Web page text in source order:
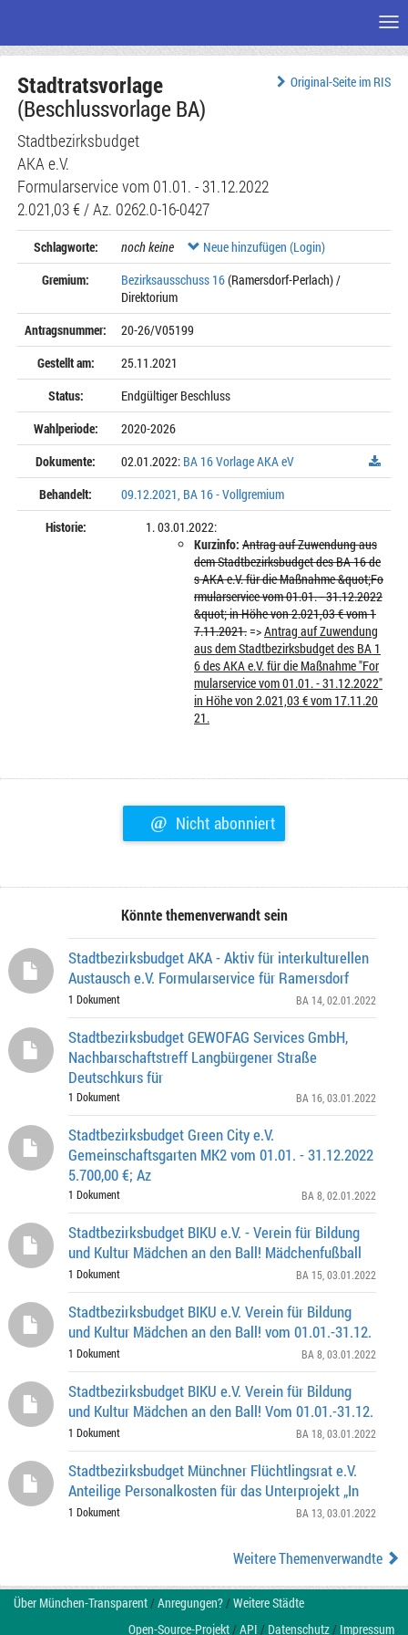
Seiteninhalt
Original-Seite im RIS
Stadtratsvorlage
(Beschlussvorlage BA)
Stadtbezirksbudget
AKA e.V.
Formularservice vom 01.01. - 31.12.2022
2.021,03 € / Az. 0262.0-16-0427
Schlagworte: noch keine
Neue hinzufügen (Login)
Gremium:
Bezirksausschuss 16(Ramersdorf-Perlach) /
Direktorium
Antragsnummer:
20-26/V05199
Gestellt am:
25.11.2021
Status:
Endgültiger Beschluss
Wahlperiode:
2020-2026
Dokumente:
02.01.2022: BA 16 Vorlage AKA eV
Behandelt:
09.12.2021, BA 16 - Vollgremium
Historie:
03.01.2022:
Kurzinfo: Antrag auf Zuwendung aus
dem Stadtbezirksbudget des BA 16 de
s AKA e.V. für die Maßnahme &quot;Fo
rmularservice vom 01.01. - 31.12.2022
&quot; in Höhe von 2.021,03 € vom 1
7.11.2021.=>Antrag auf Zuwendung
aus dem Stadtbezirksbudget des BA 1
6 des AKA e.V. für die Maßnahme "For
mularservice vom 01.01. - 31.12.2022"
in Höhe von 2.021,03 € vom 17.11.20
21.
@ Nicht abonniert
Könnte themenverwandt sein
Stadtbezirksbudget AKA - Aktiv für interkulturellen
Austausch e.V. Formularservice für Ramersdorf
1 Dokument BA 14 , 02.01.2022
Stadtbezirksbudget GEWOFAG Services GmbH,
Nachbarschaftstreff Langbürgener Straße
Deutschkurs für
1 Dokument BA 16 , 03.01.2022
Stadtbezirksbudget Green City e.V.
Gemeinschaftsgarten MK2 vom 01.01. - 31.12.2022
5.700,00 €; Az
1 Dokument BA 8 , 02.01.2022
Stadtbezirksbudget BIKU e.V. - Verein für Bildung
und Kultur Mädchen an den Ball! Mädchenfußball
1 Dokument BA 15 , 03.01.2022
Stadtbezirksbudget BIKU e.V. Verein für Bildung
und Kultur Mädchen an den Ball! vom 01.01.-31.12.
1 Dokument BA 8 , 03.01.2022
Stadtbezirksbudget BIKU e.V. Verein für Bildung
und Kultur Mädchen an den Ball! Vom 01.01.-31.12.
1 Dokument BA 18 , 03.01.2022
Stadtbezirksbudget Münchner Flüchtlingsrat e.V.
Anteilige Personalkosten für das Unterprojekt „In
1 Dokument BA 13 , 03.01.2022
Weitere Themenverwandte
Über München-Transparent/Anregungen?/Weitere Städte
Open-Source-Projekt/API / Datenschutz/ Impressum